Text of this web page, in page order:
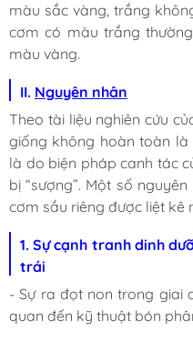
màu sắc vàng, trắng
cơm có màu trắng
màu vàng.
II. Nguyên nhân
Theo tài liệu nghiên cứu
giống không hoàn toàn
là do biện pháp canh tác
bị “sượng”. Một số
cơm sầu riêng được liệt kê
1. Sự cạnh tranh dinh
trái
- Sự ra đọt non trong giai
quan đến kỹ thuật bón